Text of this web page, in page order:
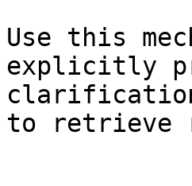
Use this
explicitly